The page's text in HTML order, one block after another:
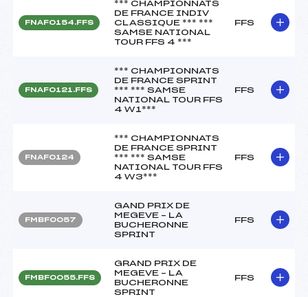
FNAF0154.FFS
*** CHAMPIONNATS
DE FRANCE INDIV
CLASSIQUE *** ***
SAMSE NATIONAL
TOUR FFS 4 ***
FFS
FNAF0121.FFS
*** CHAMPIONNATS
DE FRANCE SPRINT
*** *** SAMSE
NATIONAL TOUR FFS
4 W1***
FFS
FNAF0124
*** CHAMPIONNATS
DE FRANCE SPRINT
*** *** SAMSE
NATIONAL TOUR FFS
4 W3***
FFS
FMBF0057
GAND PRIX DE
MEGEVE – LA
BUCHERONNE
SPRINT
FFS
FMBF0055.FFS
GRAND PRIX DE
MEGEVE – LA
BUCHERONNE
SPRINT
FFS